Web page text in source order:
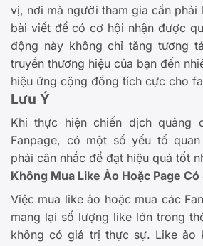
vị, nơi mà người tham gia cần phải
bài viết để có cơ hội nhận được
động này không chỉ tăng tương
truyền thương hiệu của bạn đến
hiệu ứng cộng đồng tích cực cho
Lưu Ý
Khi thực hiện chiến dịch quảng
Fanpage, có một số yếu tố
phải cân nhắc để đạt hiệu quả tốt
Không Mua Like Ảo Hoặc Page Có
Việc mua like ảo hoặc mua các
mang lại số lượng like lớn trong
không có giá trị thực sự. Like ảo